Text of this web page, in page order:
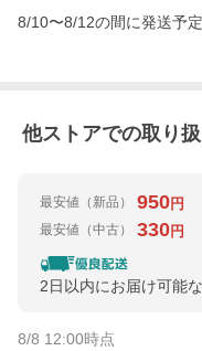
8/10〜8/12の間に発送予定
他ストアでの取り
最安値 （新品） 950円
最安値 （中古） 330円
2日以内にお届け可能
8/8 12:00時点